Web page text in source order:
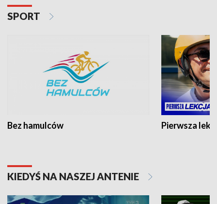
SPORT
Bez hamulców Pierwsza
KIEDYŚ NA NASZEJ ANTENIE